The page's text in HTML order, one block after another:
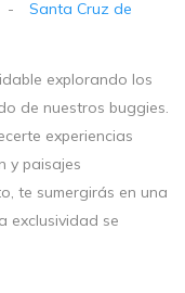
-
Santa Cruz de
explorando los
de nuestros buggies.
experiencias
y paisajes
te sumergirás en una
exclusividad se